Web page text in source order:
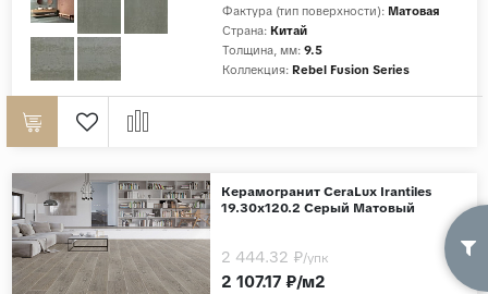
Фактура (тип поверхности): Матовая
Страна: Китай
Толщина, мм: 9.5
Коллекция: Rebel Fusion Series
Керамогранит CeraLux Irantiles
19.30x120.2 Серый Матовый
2 107.17 ₽/м2
2 444.32 ₽/упк